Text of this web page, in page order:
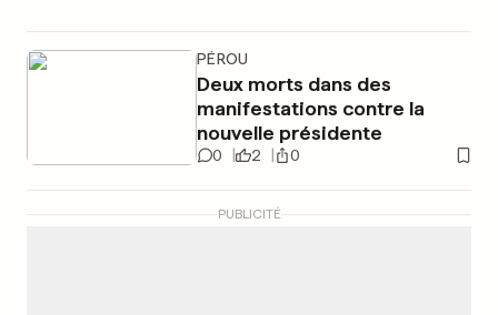
PÉROU
Deux morts dans des
manifestations contre la
nouvelle présidente
0 2 0
PUBLICITÉ